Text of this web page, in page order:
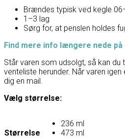
Brændes typisk ved kegle
1–3 lag
Sørg for, at penslen holdes
Find mere info længere nede på
Står varen som udsolgt, så kan du
venteliste herunder. Når varen igen
dig en mail.
Vælg størrelse:
Størrelse
236 ml
473 ml